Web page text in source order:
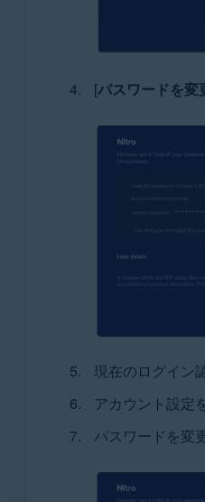
[パスワードを変
現在のログイン
アカウント設定
パスワードを変